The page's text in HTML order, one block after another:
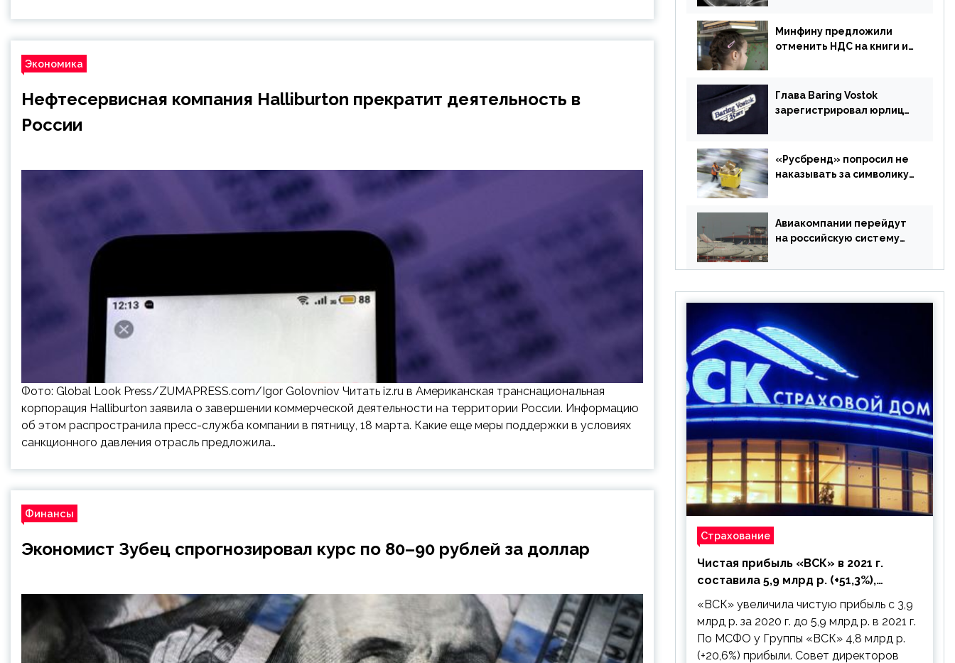
Экономика
Нефтесервисная компания Halliburton прекратит деятельность в
России
Фото: Global Look Press/ZUMAPRESS.com/Igor Golovniov Читать iz.ru в Американская транснациональная
корпорация Halliburton заявила о завершении коммерческой деятельности на территории России. Информацию
об этом распространила пресс-служба компании в пятницу, 18 марта. Какие еще меры поддержки в условиях
санкционного давления отрасль предложила…
Финансы
Экономист Зубец спрогнозировал курс по 80–90 рублей за доллар
Минфину предложили
отменить НДС на книги и
Глава Baring Vostok
зарегистрировал юрлицо
«Русбренд» попросил не
наказывать за символику
Авиакомпании перейдут
на российскую систему
Страхование
Чистая прибыль «ВСК» в 2021 г.
составила 5,9 млрд р. (+51,3%),
дивиденды рекомендовано не
выплачивать
«ВСК» увеличила чистую прибыль с 3,9
млрд р. за 2020 г. до 5,9 млрд р. в 2021 г.
По МСФО у Группы «ВСК» 4,8 млрд р.
(+20,6%) прибыли. Совет директоров